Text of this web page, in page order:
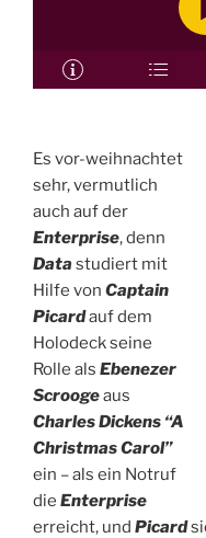
Es vor-weihnachtet
sehr, vermutlich
auch auf der
Enterprise, denn
Data studiert mit
Hilfe von Captain
Picardauf dem
Holodeck seine
Rolle als Ebenezer
Scroogeaus
Charles Dickens “A
Christmas Carol”
ein – als ein Notruf
die Enterprise
erreicht, und Picard